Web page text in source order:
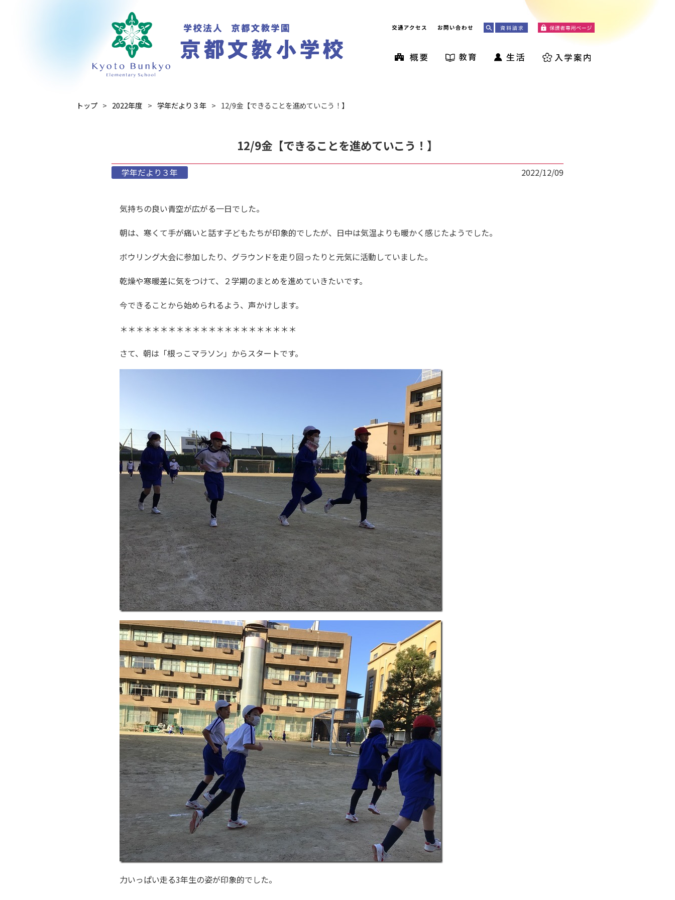
交通アクセス お問い合わせ
トップ 2022年度 学年だより３年 12/9金【できることを進めていこう！】
12/9金【できることを進めていこう！】
学年だより３年 2022/12/09
気持ちの良い青空が広がる一日でした。
朝は、寒くて手が痛いと話す子どもたちが印象的でしたが、日中は気温よりも暖かく感じたようでした。
ボウリング大会に参加したり、グラウンドを走り回ったりと元気に活動していました。
乾燥や寒暖差に気をつけて、２学期のまとめを進めていきたいです。
今できることから始められるよう、声かけします。
＊＊＊＊＊＊＊＊＊＊＊＊＊＊＊＊＊＊＊＊＊＊
さて、朝は「根っこマラソン」からスタートです。
力いっぱい走る3年生の姿が印象的でした。